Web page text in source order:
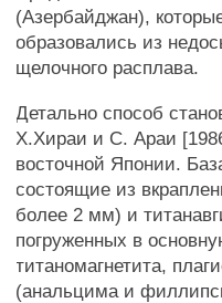
(Азербайджан),
образовались из
щелочного расплава.
Детально способ
Х.Хираи и С. Араи
восточной Японии.
состоящие из
более 2 мм) и
погруженных в
титаномагнетита,
(анальцима и